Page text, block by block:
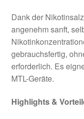
Dank der
angenehm sanft,
gebrauchsfertig,
erforderlich. Es
MTL-Geräte.
Highlights &